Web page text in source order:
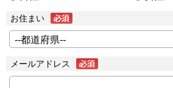
お住まい
メールアドレス